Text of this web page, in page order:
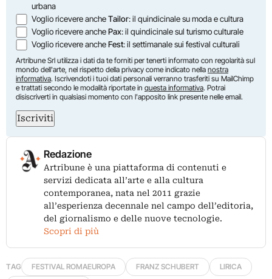
urbana
Voglio ricevere ancheTailor: il quindicinale su moda e cultura
Voglio ricevere anchePax: il quindicinale sul turismo culturale
Voglio ricevere ancheFest: il settimanale sui festival culturali
Artribune Srl utilizza i dati da te forniti per tenerti informato con regolarità sul
mondo dell'arte, nel rispetto della privacy come indicato nella nostra
informativa. Iscrivendoti i tuoi dati personali verranno trasferiti su MailChimp
e trattati secondo le modalità riportate in questa informativa. Potrai
disiscriverti in qualsiasi momento con l'apposito link presente nelle email.
Iscriviti
Redazione
Artribune è una piattaforma di contenuti e
servizi dedicata all’arte e alla cultura
contemporanea, nata nel 2011 grazie
all’esperienza decennale nel campo dell’editoria,
del giornalismo e delle nuove tecnologie.
Scopri di più
TAG FESTIVAL ROMAEUROPA FRANZ SCHUBERT
LIRICA